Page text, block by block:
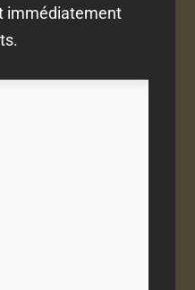
immédiatement